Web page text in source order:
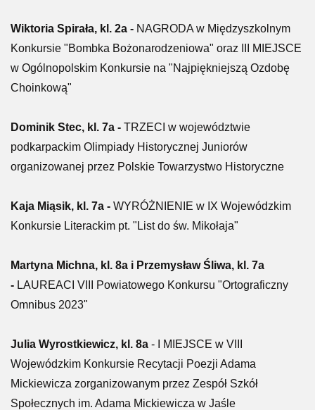
Wiktoria Spirała, kl. 2a - NAGRODA w Międzyszkolnym
Konkursie "Bombka Bożonarodzeniowa" oraz III MIEJSCE
w Ogólnopolskim Konkursie na "Najpiękniejszą Ozdobę
Choinkową"
Dominik Stec, kl. 7a - TRZECI w województwie
podkarpackim Olimpiady Historycznej Juniorów
organizowanej przez Polskie Towarzystwo Historyczne
Kaja Miąsik, kl. 7a - WYRÓŻNIENIE w IX Wojewódzkim
Konkursie Literackim pt. "List do św. Mikołaja"
Martyna Michna, kl. 8a i Przemysław Śliwa, kl. 7a
- LAUREACI VIII Powiatowego Konkursu "Ortograficzny
Omnibus 2023"
Julia Wyrostkiewicz, kl. 8a - I MIEJSCE w VIII
Wojewódzkim Konkursie Recytacji Poezji Adama
Mickiewicza zorganizowanym przez Zespół Szkół
Społecznych im. Adama Mickiewicza w Jaśle